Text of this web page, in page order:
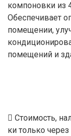
компоновки из
Обеспечивает
помещении,
помещений и
Стоимость,
ки только через